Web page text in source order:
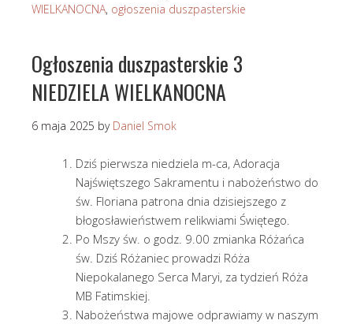
WIELKANOCNA, ogłoszenia duszpasterskie
Ogłoszenia duszpasterskie 3
NIEDZIELA WIELKANOCNA
6 maja 2025 by Daniel Smok
Dziś pierwsza niedziela m-ca, Adoracja
Najświętszego Sakramentu i nabożeństwo do
św. Floriana patrona dnia dzisiejszego z
błogosławieństwem relikwiami Świętego.
Po Mszy św. o godz. 9.00 zmianka Różańca
św. Dziś Różaniec prowadzi Róża
Niepokalanego Serca Maryi, za tydzień Róża
MB Fatimskiej.
Nabożeństwa majowe odprawiamy w naszym